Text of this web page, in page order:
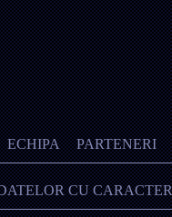
ECHIPA PARTENERI
CU